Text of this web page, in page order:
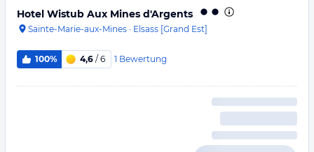
Hotel Wistub Aux Mines d'Argents
Sainte-Marie-aux-Mines · Elsass [Grand Est]
100% 4,6 / 6 1 Bewertung